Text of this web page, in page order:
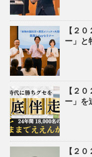
【２
ー」と
【２
ー」を
【２